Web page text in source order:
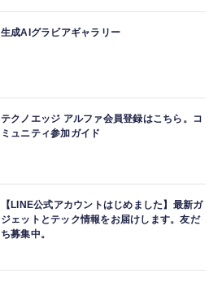
生成AIグラビアギャラリー
テクノエッジ アルファ会員登録はこちら。コ
ミュニティ参加ガイド
【LINE公式アカウントはじめました】最新ガ
ジェットとテック情報をお届けします。友だ
ち募集中。